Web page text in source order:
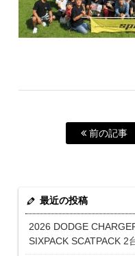
前の記事
最近の投稿
2026 DODGE
SIXPACK SCATPACK 2